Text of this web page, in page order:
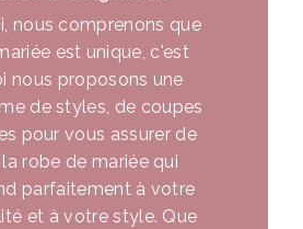
nous comprenons que
est unique, c'est
nous proposons une
de styles, de coupes
pour vous assurer de
robe de mariée qui
parfaitement à votre
et à votre style. Que